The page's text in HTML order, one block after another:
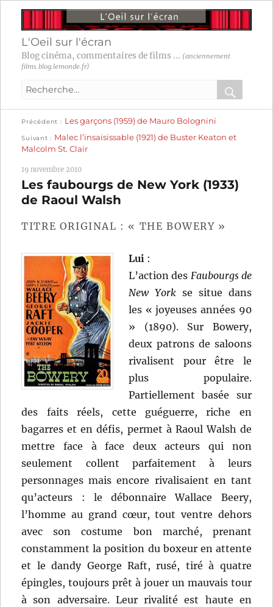
L'Oeil sur l'écran
Blog cinéma, commentaires de films ... (anciennement
films.blog.lemonde.fr)
Recherche
:
OK
Navigation
de
l’article
Précédent
précédente :
Les garçons (1959) de Mauro Bolognini
Suivant
suivante :
Malec l’insaisissable (1921) de Buster Keaton et
Malcolm St. Clair
19 novembre 2010
Les faubourgs de New York (1933)
de Raoul Walsh
TITRE ORIGINAL : « THE BOWERY »
Lui :
L’action des Faubourgs de
New York se situe dans
les « joyeuses années 90
» (1890). Sur Bowery,
deux patrons de saloons
rivalisent pour être le
plus populaire.
Partiellement basée sur
des faits réels, cette guéguerre, riche en
bagarres et en défis, permet à Raoul Walsh de
mettre face à face deux acteurs qui non
seulement collent parfaitement à leurs
personnages mais encore rivalisaient en tant
qu’acteurs : le débonnaire Wallace Beery,
l’homme au grand cœur, tout ventre dehors
avec son costume bon marché, prenant
constamment la position du boxeur en attente
et le dandy George Raft, rusé, tiré à quatre
épingles, toujours prêt à jouer un mauvais tour
à son adversaire. Leur rivalité est haute en